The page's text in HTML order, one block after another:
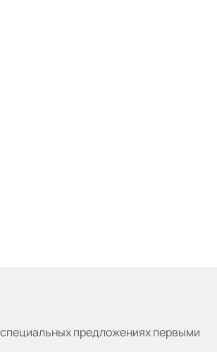
специальных предложениях первыми